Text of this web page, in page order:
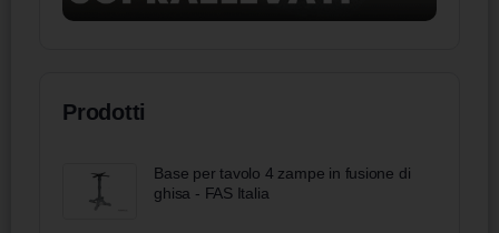
Prodotti
Base per tavolo 4 zampe in fusione di
ghisa - FAS Italia